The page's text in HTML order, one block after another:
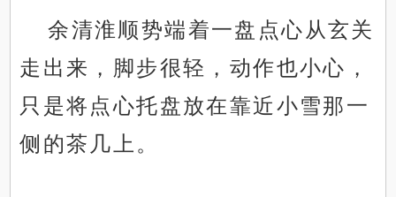
余清淮顺势端着一盘点心从玄关
走出来，脚步很轻，动作也小心，
只是将点心托盘放在靠近小雪那一
侧的茶几上。